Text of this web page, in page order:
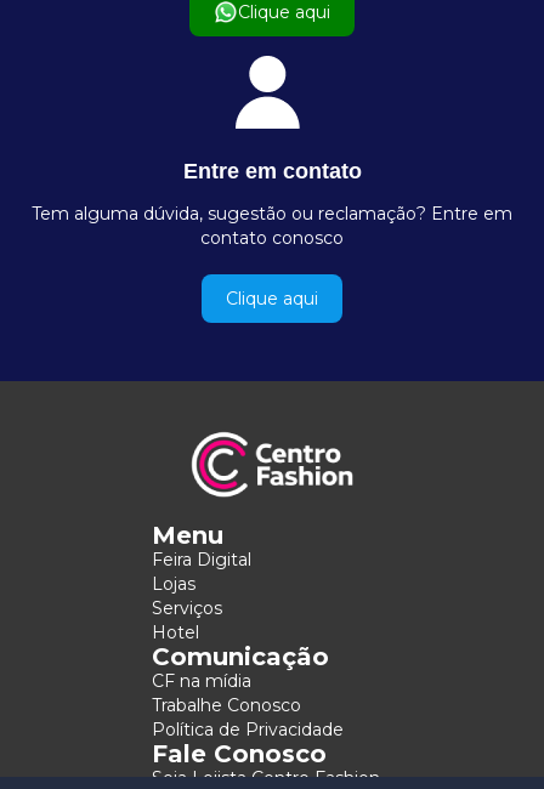
Clique aqui
Entre em contato
Tem alguma dúvida, sugestão ou reclamação? Entre em
contato conosco
Clique aqui
Menu
Feira Digital
Lojas
Serviços
Hotel
Comunicação
CF na mídia
Trabalhe Conosco
Política de Privacidade
Fale Conosco
Seja Lojista Centro Fashion